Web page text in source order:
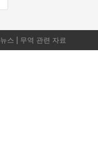
뉴스 무역 관련 자료